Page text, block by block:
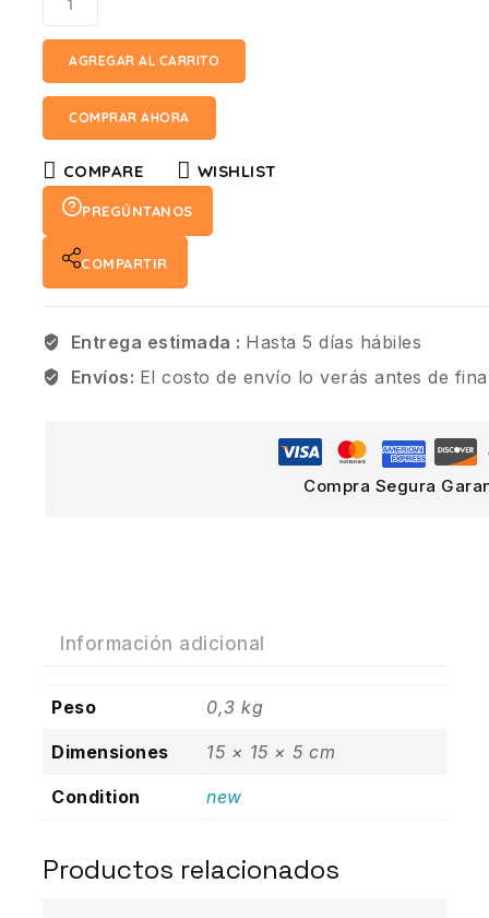
AGREGAR AL CARRITO
COMPRAR AHORA
COMPARE WISHLIST
PREGÚNTANOS
COMPARTIR
Entrega estimada : Hasta 5 días hábiles
Envíos: El costo de envío lo verás antes de
Compra Segura
Información adicional
Peso 0,3 kg
Dimensiones 15 × 15 × 5 cm
Condition new
Productos relacionados